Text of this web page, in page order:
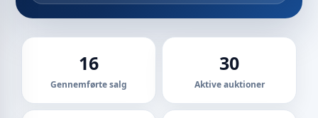
16
Gennemførte salg
30
Aktive auktioner